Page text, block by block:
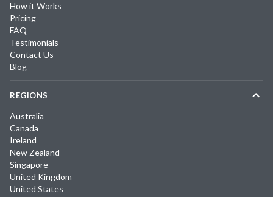
How it Works
Pricing
FAQ
Testimonials
Contact Us
Blog
REGIONS
Australia
Canada
Ireland
New Zealand
Singapore
United Kingdom
United States